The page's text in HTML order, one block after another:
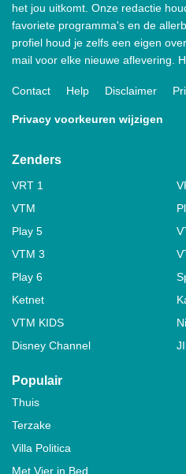
het jou uitkomt. Onze redactie
favoriete programma's en de
profiel houd je zelfs een eigen
mail voor elke nieuwe aflevering.
Contact Help Disclaimer
Privacy voorkeuren wijzigen
Zenders
VRT 1
VTM
Play 5
VTM 3
Play 6
Ketnet
VTM KIDS
Disney Channel
Populair
Thuis
Terzake
Villa Politica
Met Vier in Bed